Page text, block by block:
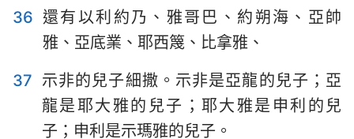
36 還有以利約乃、雅哥巴、約朔海、亞帥
雅、亞底業、耶西篾、比拿雅、
37 示非的兒子細撒。示非是亞龍的兒子；亞
龍是耶大雅的兒子；耶大雅是申利的兒
子；申利是示瑪雅的兒子。